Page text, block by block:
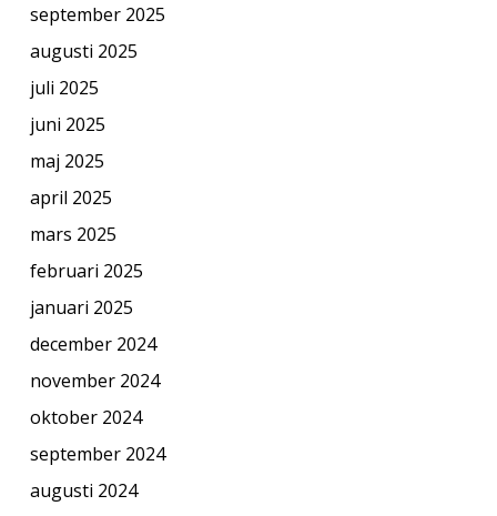
september 2025
augusti 2025
juli 2025
juni 2025
maj 2025
april 2025
mars 2025
februari 2025
januari 2025
december 2024
november 2024
oktober 2024
september 2024
augusti 2024